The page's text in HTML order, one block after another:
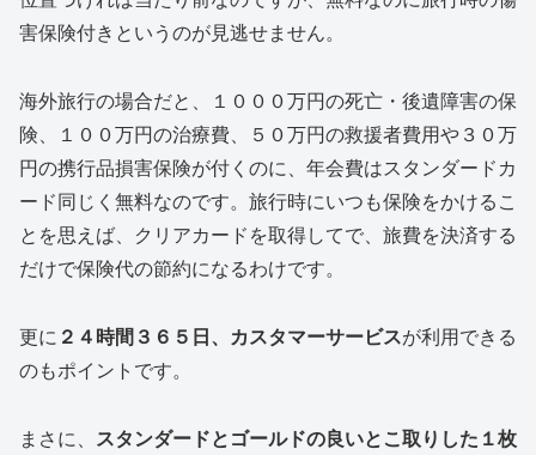
害保険付きというのが見逃せません。
海外旅行の場合だと、１０００万円の死亡・後遺障害の保
険、１００万円の治療費、５０万円の救援者費用や３０万
円の携行品損害保険が付くのに、年会費はスタンダードカ
ード同じく無料なのです。旅行時にいつも保険をかけるこ
とを思えば、クリアカードを取得してで、旅費を決済する
だけで保険代の節約になるわけです。
更に ２４時間３６５日、カスタマーサービスが利用できる
のもポイントです。
まさに、 スタンダードとゴールドの良いとこ取りした１枚